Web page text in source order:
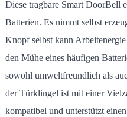
Diese tragbare Smart DoorBell
Batterien. Es nimmt selbst
Knopf selbst kann
den Mühe eines häufigen
sowohl umweltfreundlich als
der Türklingel ist mit einer
kompatibel und unterstützt